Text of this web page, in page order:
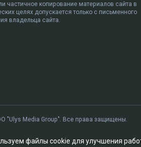
частичное копирование материалов сайта в
целях допускается только с письменного
владельца сайта.
"Ulys Media Group". Все права защищены.
файлы cookie для улучшения